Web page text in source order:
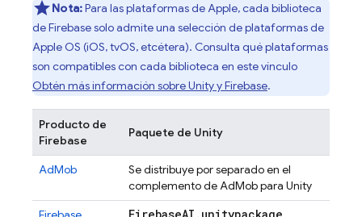
Nota:Para las plataformas de Apple, cada biblioteca
de Firebase solo admite una selección de plataformas de
Apple OS (iOS, tvOS, etcétera). Consulta qué plataformas
son compatibles con cada biblioteca en este vínculo
Obtén más información sobre Unity y Firebase.
Producto de
Firebase
Paquete de Unity
AdMob
Se distribuye por separado en el
complemento deAdMobpara Unity